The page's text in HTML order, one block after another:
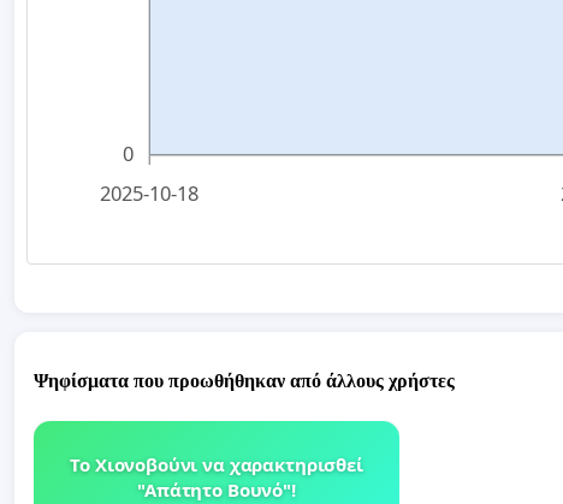
0
2025-10-18
Ψηφίσματα που προωθήθηκαν από άλλους χρήστες
Το Χιονοβούνι να χαρακτηρισθεί
"Απάτητο Βουνό"!